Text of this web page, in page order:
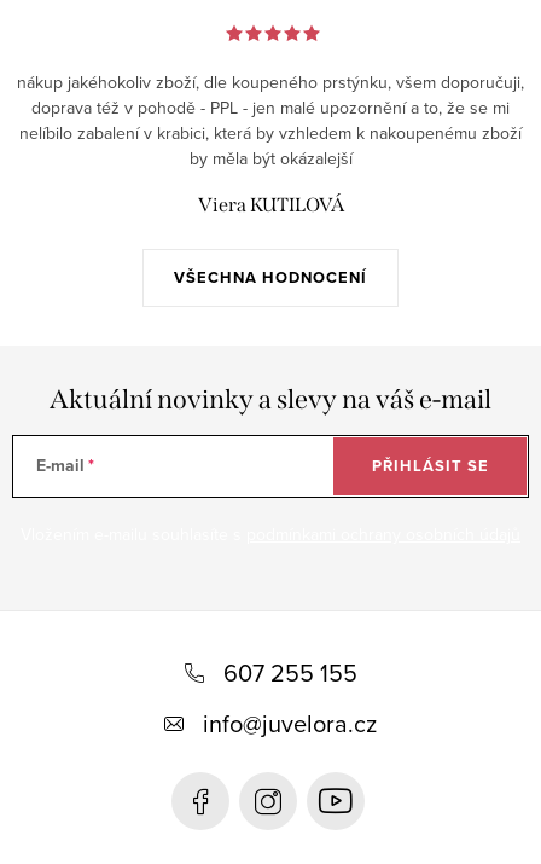
VŠECHNA HODNOCENÍ
nákup jakéhokoliv zboží, dle koupeného prstýnku, všem doporučuji,
doprava též v pohodě - PPL - jen malé upozornění a to, že se mi
nelíbilo zabalení v krabici, která by vzhledem k nakoupenému zboží
by měla být okázalejší
Viera KUTILOVÁ
Aktuální novinky a slevy na váš e-mail
E-mail PŘIHLÁSIT SE
607 255 155
info@juvelora.cz